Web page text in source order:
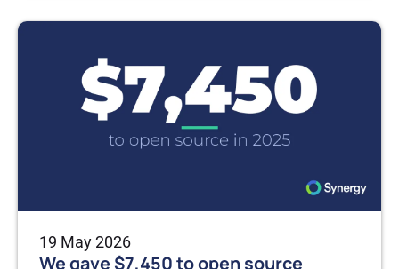
19 May 2026
We gave $7,450 to open source